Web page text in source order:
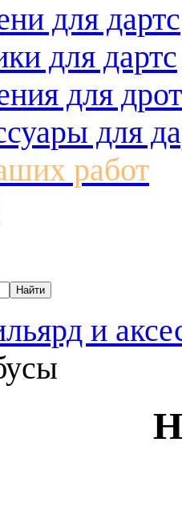
для дартс
для дартс
для
для
работ
и